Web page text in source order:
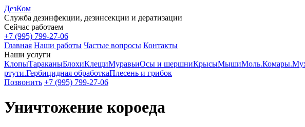
ДезКом
Служба дезинфекции, дезинсекции и дератизации
Сейчас работаем
+7 (995) 799-27-06
Главная Наши работы Частые вопросы Контакты
Наши услуги
КлопыТараканыБлохиКлещиМуравьиОсы и шершниКрысыМышиМоль.Комары.
ртути.Гербицидная обработкаПлесень и грибок
Позвонить +7 (995) 799-27-06
Уничтожение короеда